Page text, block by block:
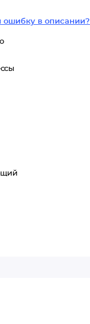
ошибку в описании?